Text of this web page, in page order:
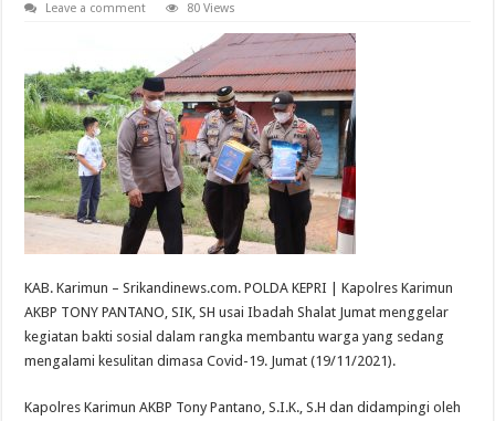
Leave a comment
80 Views
KAB. Karimun – Srikandinews.com. POLDA KEPRI | Kapolres Karimun
AKBP TONY PANTANO, SIK, SH usai Ibadah Shalat Jumat menggelar
kegiatan bakti sosial dalam rangka membantu warga yang sedang
mengalami kesulitan dimasa Covid-19. Jumat (19/11/2021).
Kapolres Karimun AKBP Tony Pantano, S.I.K., S.H dan didampingi oleh